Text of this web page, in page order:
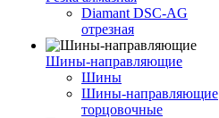
Diamant DSC-AG
отрезная
Шины-направляющие
Шины
Шины-направляющие
торцовочные